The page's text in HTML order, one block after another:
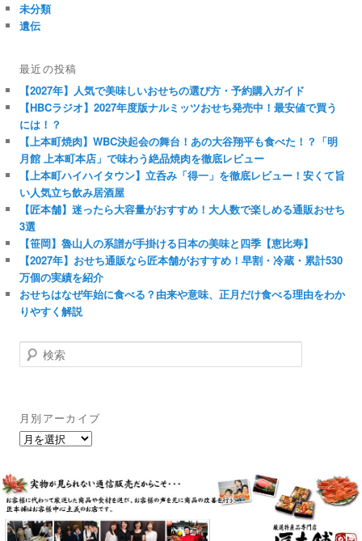
未分類
遺伝
最近の投稿
【2027年】人気で美味しいおせちの選び方・予約購入ガイド
【HBCラジオ】2027年度版ナルミッツおせち発売中！最安値で買う
には！？
【上本町焼肉】WBC決起会の舞台！あの大谷翔平も食べた！？「明
月館 上本町本店」で味わう絶品焼肉を徹底レビュー
【上本町ハイハイタウン】立呑み「得一」を徹底レビュー！安くて旨
い人気立ち飲み居酒屋
【匠本舗】迷ったら大容量がおすすめ！大人数で楽しめる通販おせち
3選
【笹岡】魯山人の系譜が手掛ける日本の美味と四季【恵比寿】
【2027年】おせち通販なら匠本舗がおすすめ！早割・冷蔵・累計530
万個の実績を紹介
おせちはなぜ年始に食べる？由来や意味、正月だけ食べる理由をわか
りやすく解説
検
索
月別アーカイブ
月
ー
カ
イ
ブ